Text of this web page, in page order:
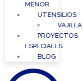
MENOR
UTENSILIOS
VAJILLA
PROYECTOS
ESPECIALES
BLOG